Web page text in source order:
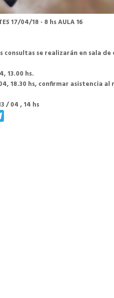
17/04/18 - 8 hs AULA 16
consultas se realizarán en sala
13.00 hs.
18.30 hs, confirmar asistencia al
/ 04 , 14 hs